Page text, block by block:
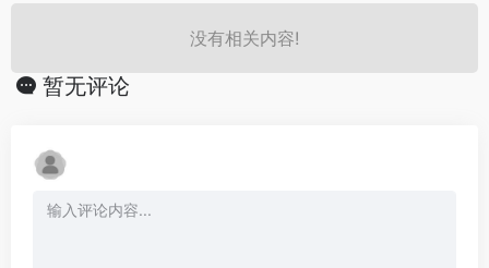
没有相关内容!
暂无评论